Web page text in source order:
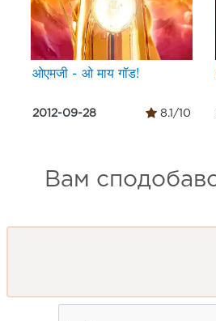
ओएमजी - ओ माय गॉड!
2012-09-28 8.1/10
Вам